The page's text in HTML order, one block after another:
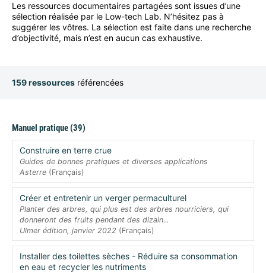
Les ressources documentaires partagées sont issues d’une
sélection réalisée par le Low-tech Lab. N’hésitez pas à
suggérer les vôtres. La sélection est faite dans une recherche
d’objectivité, mais n’est en aucun cas exhaustive.
159 ressources référencées
Manuel pratique (39)
Construire en terre crue
Guides de bonnes pratiques et diverses applications
Asterre (Français)
Créer et entretenir un verger permaculturel
Planter des arbres, qui plus est des arbres nourriciers, qui
donneront des fruits pendant des dizain...
Ulmer édition, janvier 2022 (Français)
Installer des toilettes sèches - Réduire sa consommation
en eau et recycler les nutriments